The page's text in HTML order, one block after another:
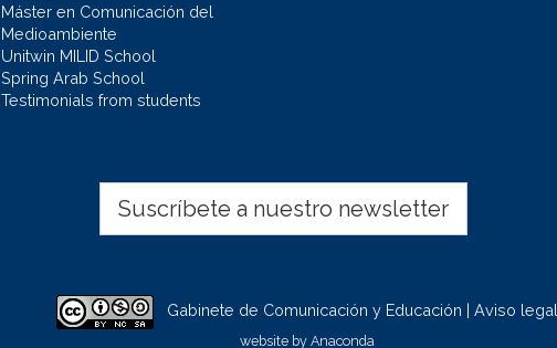
Máster en Comunicación del
Medioambiente
Unitwin MILID School
Spring Arab School
Testimonials from students
Suscríbete a nuestro newsletter
Gabinete de Comunicación y Educación | Aviso legal
website by Anaconda